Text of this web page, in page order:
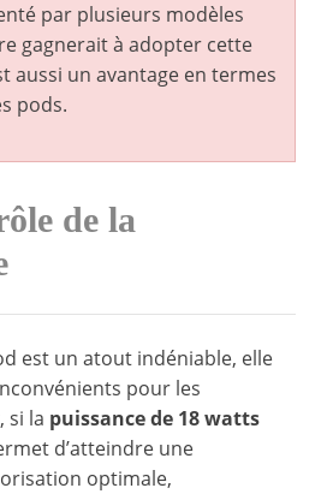
par plusieurs modèles
gagnerait à adopter cette
aussi un avantage en termes
pods.
de la
est un atout indéniable, elle
pour les
si la puissance de 18 watts
d’atteindre une
optimale,